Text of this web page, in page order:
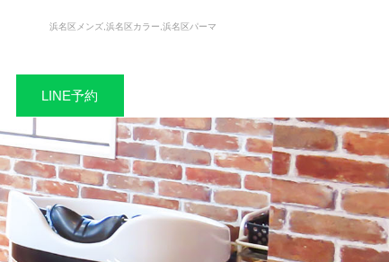
浜名区メンズ,浜名区カラー,浜名区パーマ
LINE予約